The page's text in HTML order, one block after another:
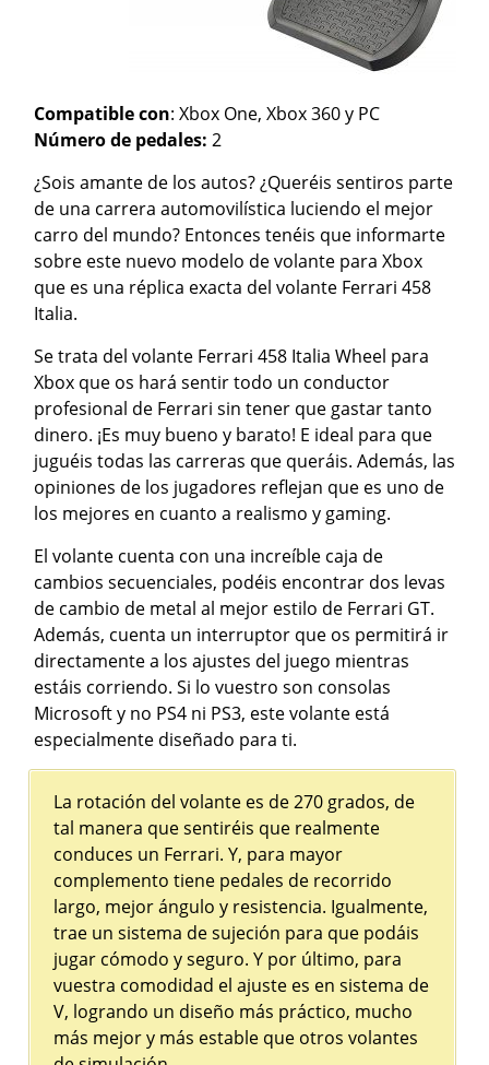
Compatible con: Xbox One, Xbox 360 y PC
Número de pedales:2
¿Sois amante de los autos? ¿Queréis sentiros parte
de una carrera automovilística luciendo el mejor
carro del mundo? Entonces tenéis que informarte
sobre este nuevo modelo de volante para Xbox
que es una réplica exacta del volante Ferrari 458
Italia.
Se trata del volante Ferrari 458 Italia Wheel para
Xbox que os hará sentir todo un conductor
profesional de Ferrari sin tener que gastar tanto
dinero. ¡Es muy bueno y barato! E ideal para que
juguéis todas las carreras que queráis. Además, las
opiniones de los jugadores reflejan que es uno de
los mejores en cuanto a realismo y gaming.
El volante cuenta con una increíble caja de
cambios secuenciales, podéis encontrar dos levas
de cambio de metal al mejor estilo de Ferrari GT.
Además, cuenta un interruptor que os permitirá ir
directamente a los ajustes del juego mientras
estáis corriendo. Si lo vuestro son consolas
Microsoft y no PS4 ni PS3, este volante está
especialmente diseñado para ti.
La rotación del volante es de 270 grados, de
tal manera que sentiréis que realmente
conduces un Ferrari. Y, para mayor
complemento tiene pedales de recorrido
largo, mejor ángulo y resistencia. Igualmente,
trae un sistema de sujeción para que podáis
jugar cómodo y seguro. Y por último, para
vuestra comodidad el ajuste es en sistema de
V, logrando un diseño más práctico, mucho
más mejor y más estable que otros volantes